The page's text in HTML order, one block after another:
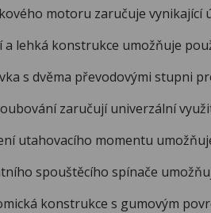
motoru zaručuje vynikající
konstrukce umožňuje
s dvěma převodovými stupni
zaručují univerzální
momentu
spouštěcího spínače
konstrukce s gumovým